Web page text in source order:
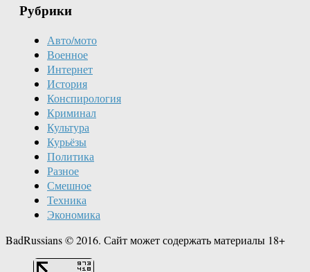
Рубрики
Авто/мото
Военное
Интернет
История
Конспирология
Криминал
Культура
Курьёзы
Политика
Разное
Смешное
Техника
Экономика
BadRussians © 2016. Сайт может содержать материалы 18+